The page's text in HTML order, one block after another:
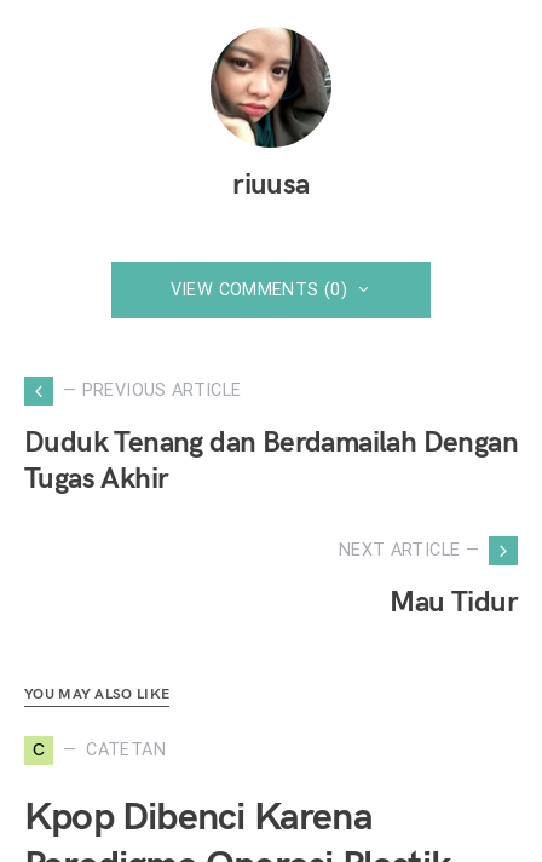
riuusa
VIEW COMMENTS (0)
— PREVIOUS ARTICLE
Duduk Tenang dan Berdamailah Dengan
Tugas Akhir
NEXT ARTICLE —
Mau Tidur
YOU MAY ALSO LIKE
C CATETAN
Kpop Dibenci Karena